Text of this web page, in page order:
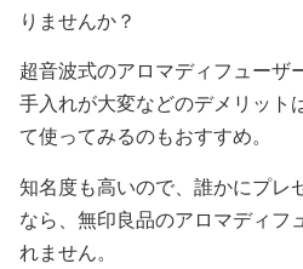
りませんか？
超音波式のアロマディフューザ
手入れが大変などのデメリット
て使ってみるのもおすすめ。
知名度も高いので、誰かにプレ
なら、無印良品のアロマディフ
れません。